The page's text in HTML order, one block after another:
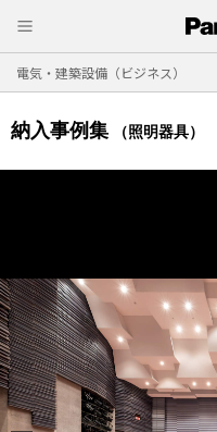
電気・建築設備（ビジネス）
納入事例集 （照明器具）